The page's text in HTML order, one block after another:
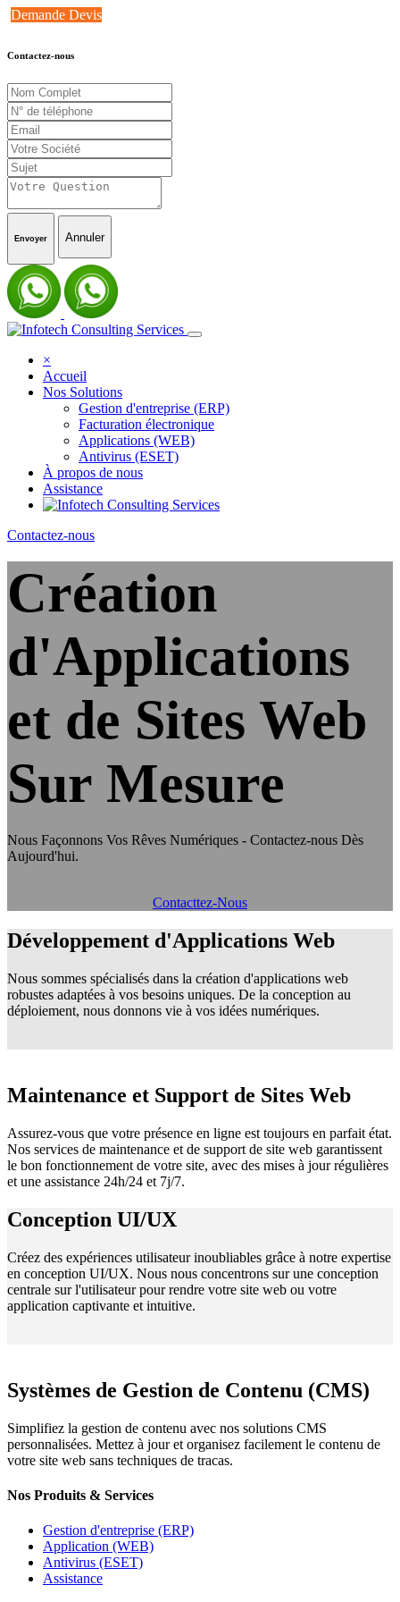
Demande Devis
Contactez-nous
Envoyer Annuler
×
Accueil
Nos Solutions
Gestion d'entreprise (ERP)
Facturation électronique
Applications (WEB)
Antivirus (ESET)
À propos de nous
Assistance
Contactez-nous
Création
d'Applications
et de Sites Web
Sur Mesure
Nous Façonnons Vos Rêves Numériques - Contactez-nous Dès
Aujourd'hui.
Contacttez-Nous
Développement d'Applications Web
Nous sommes spécialisés dans la création d'applications web
robustes adaptées à vos besoins uniques. De la conception au
déploiement, nous donnons vie à vos idées numériques.
Maintenance et Support de Sites Web
Assurez-vous que votre présence en ligne est toujours en parfait état.
Nos services de maintenance et de support de site web garantissent
le bon fonctionnement de votre site, avec des mises à jour régulières
et une assistance 24h/24 et 7j/7.
Conception UI/UX
Créez des expériences utilisateur inoubliables grâce à notre expertise
en conception UI/UX. Nous nous concentrons sur une conception
centrale sur l'utilisateur pour rendre votre site web ou votre
application captivante et intuitive.
Systèmes de Gestion de Contenu (CMS)
Simplifiez la gestion de contenu avec nos solutions CMS
personnalisées. Mettez à jour et organisez facilement le contenu de
votre site web sans techniques de tracas.
Nos Produits & Services
Gestion d'entreprise (ERP)
Application (WEB)
Antivirus (ESET)
Assistance